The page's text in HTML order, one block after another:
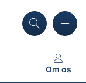
Om os